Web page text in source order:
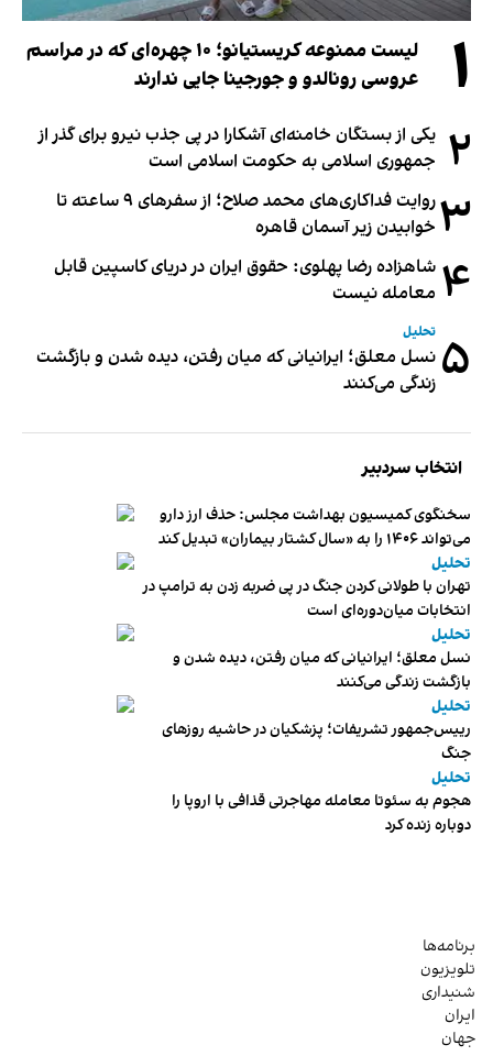
۱
لیست ممنوعه کریستیانو؛ ۱۰ چهره‌ای که در مراسم
عروسی رونالدو و جورجینا جایی ندارند
۲ یکی از بستگان خامنه‌ای آشکارا در پی جذب نیرو برای گذر از
جمهوری اسلامی به حکومت اسلامی است
۳
روایت فداکاری‌های محمد صلاح؛ از سفرهای ۹ ساعته تا
خوابیدن زیر آسمان قاهره
۴ شاهزاده رضا پهلوی: حقوق ایران در دریای کاسپین قابل
معامله نیست
۵ تحلیل
نسل معلق؛ ایرانیانی که میان رفتن، دیده شدن و بازگشت
زندگی می‌کنند
انتخاب سردبیر
سخنگوی کمیسیون بهداشت مجلس: حذف ارز دارو
می‌تواند ۱۴۰۶ را به «سال کشتار بیماران» تبدیل کند
تحلیل
تهران با طولانی کردن جنگ در پی ضربه زدن به ترامپ در
انتخابات میان‌دوره‌ای است
تحلیل
نسل معلق؛ ایرانیانی که میان رفتن، دیده شدن و
بازگشت زندگی می‌کنند
تحلیل
رییس‌جمهور تشریفات؛ پزشکیان در حاشیه روزهای
جنگ
تحلیل
هجوم به سئوتا معامله مهاجرتی قذافی با اروپا را
دوباره زنده کرد
برنامه‌ها
تلویزیون
شنیداری
ایران
جهان